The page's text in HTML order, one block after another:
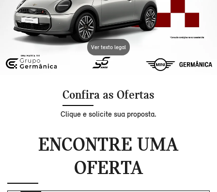
Ver texto legal
Confira as Ofertas
Clique e solicite sua proposta.
ENCONTRE UMA
OFERTA